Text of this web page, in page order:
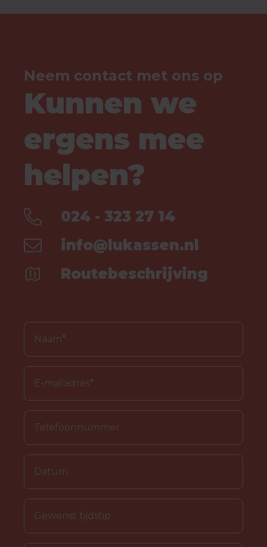
Neem contact met ons op
Kunnen we
ergens mee
helpen?
024 - 323 27 14
info@lukassen.nl
Routebeschrijving